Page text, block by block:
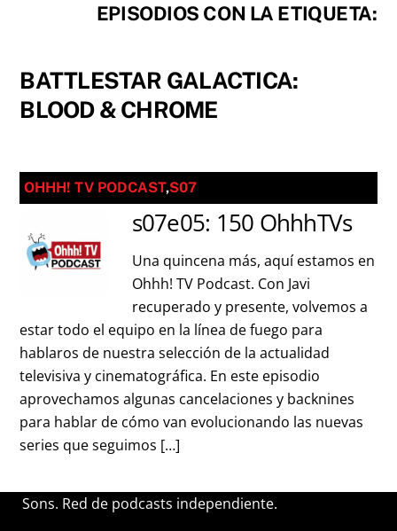
EPISODIOS CON LA ETIQUETA:
BATTLESTAR GALACTICA:
BLOOD & CHROME
OHHH! TV PODCAST,S07
s07e05: 150 OhhhTVs
Una quincena más, aquí estamos en
Ohhh! TV Podcast. Con Javi
recuperado y presente, volvemos a
estar todo el equipo en la línea de fuego para
hablaros de nuestra selección de la actualidad
televisiva y cinematográfica. En este episodio
aprovechamos algunas cancelaciones y backnines
para hablar de cómo van evolucionando las nuevas
series que seguimos […]
Sons. Red de podcasts independiente.